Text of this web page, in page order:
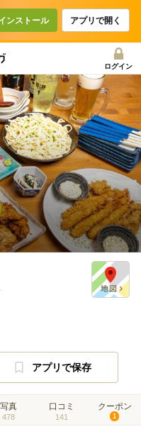
ンストール アプリで開く
ログイン
アプリで保存
写真
478
口コミ
141
クーポン
1
ーポン
予約する